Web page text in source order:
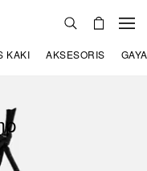
KAKI AKSESORIS